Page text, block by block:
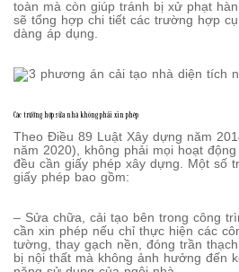
toàn mà còn giúp tránh bị xử phạt
sẽ tổng hợp chi tiết các trường hợp
dàng áp dụng.
Các trường hợp sửa nhà không phải xin phép
Theo Điều 89 Luật Xây dựng năm
năm 2020), không phải mọi hoạt
đều cần giấy phép xây dựng. Một số
giấy phép bao gồm:
– Sửa chữa, cải tạo bên trong công
cần xin phép nếu chỉ thực hiện các
tường, thay gạch nền, đóng trần
bị nội thất mà không ảnh hưởng đến